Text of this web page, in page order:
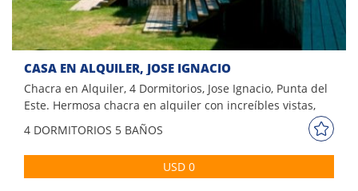
CASA EN ALQUILER, JOSE IGNACIO
Chacra en Alquiler, 4 Dormitorios, Jose Ignacio, Punta del
Este. Hermosa chacra en alquiler con increíbles vistas,
ubicada en Medellín del Faro. Alejada del ruido de la
ciudad pero cerca de las mejores playas, locales y restos de
José Ignacio. La casa cuenta con 4 dormitorios, 5 baños,
amplio living comedor, cocina, piscina y parrillero. Espacios
4 DORMITORIOS 5 BAÑOS
USD 0